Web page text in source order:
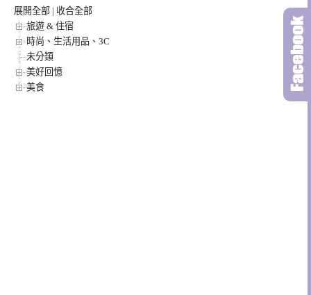
展開全部 | 收合全部
旅遊 & 住宿
時尚、生活用品、3C
未分類
美好回憶
美食